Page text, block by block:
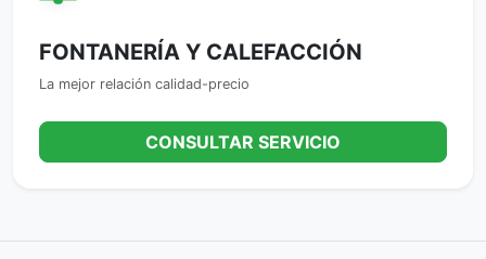
FONTANERÍA Y CALEFACCIÓN
La mejor relación calidad-precio
CONSULTAR SERVICIO